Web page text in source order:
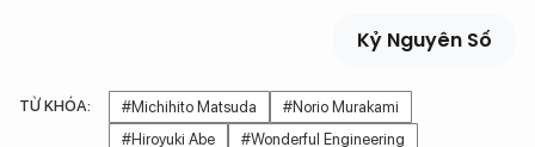
Kỷ Nguyên Số
TỪ KHÓA: #Michihito Matsuda
#Norio Murakami
#Hiroyuki Abe
#Wonderful Engineering